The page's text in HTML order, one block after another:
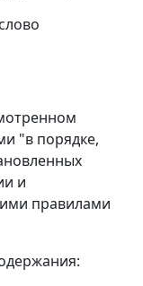
"в порядке,
и
правилами